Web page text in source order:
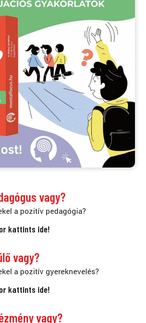
vagy?
a pozitív pedagógia?
kattints ide!
vagy?
a pozitív gyereknevelés?
kattints ide!
vagy?